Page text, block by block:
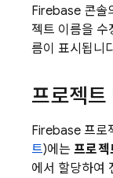
Firebase 콘솔
젝트 이름을 수
름이 표시됩니
프로젝트
Firebase 프로
트)에는 프로젝
에서 할당하여